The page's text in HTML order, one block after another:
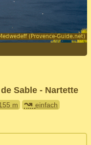
Sable - Nartette
m ↝ einfach